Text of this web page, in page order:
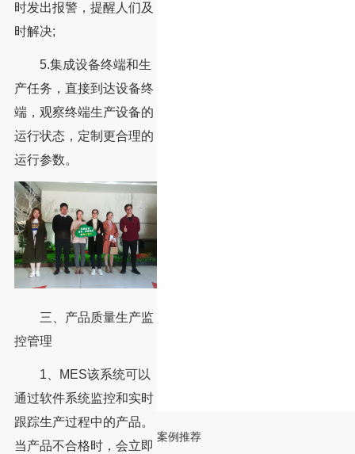
时发出报警，提醒人们及
时解决;
5.集成设备终端和生
产任务，直接到达设备终
端，观察终端生产设备的
运行状态，定制更合理的
运行参数。
三、产品质量生产监
控管理
1、MES该系统可以
通过软件系统监控和实时
跟踪生产过程中的产品。
当产品不合格时，会立即
案例推荐